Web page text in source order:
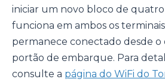
iniciar um novo bloco de quatro
funciona em ambos os
permanece conectado desde o
portão de embarque. Para
consulte a página do WiFi do